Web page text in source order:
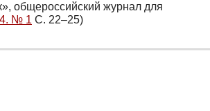
общероссийский журнал для
№ 1 С. 22–25)